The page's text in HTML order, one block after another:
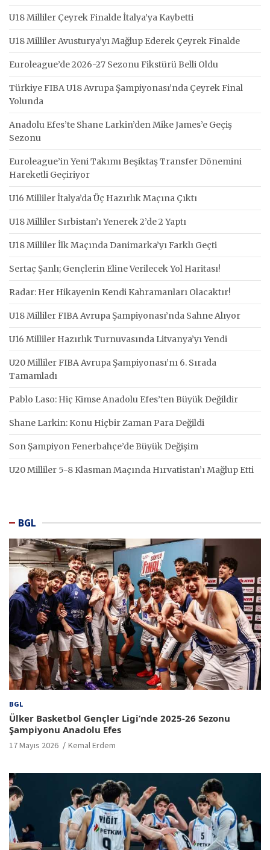
U18 Milliler Çeyrek Finalde İtalya’ya Kaybetti
U18 Milliler Avusturya’yı Mağlup Ederek Çeyrek Finalde
Euroleague’de 2026-27 Sezonu Fikstürü Belli Oldu
Türkiye FIBA U18 Avrupa Şampiyonası’nda Çeyrek Final
Yolunda
Anadolu Efes’te Shane Larkin’den Mike James’e Geçiş
Sezonu
Euroleague’in Yeni Takımı Beşiktaş Transfer Dönemini
Hareketli Geçiriyor
U16 Milliler İtalya’da Üç Hazırlık Maçına Çıktı
U18 Milliler Sırbistan’ı Yenerek 2’de 2 Yaptı
U18 Milliler İlk Maçında Danimarka’yı Farklı Geçti
Sertaç Şanlı; Gençlerin Eline Verilecek Yol Haritası!
Radar: Her Hikayenin Kendi Kahramanları Olacaktır!
U18 Milliler FIBA Avrupa Şampiyonası’nda Sahne Alıyor
U16 Milliler Hazırlık Turnuvasında Litvanya’yı Yendi
U20 Milliler FIBA Avrupa Şampiyonası’nı 6. Sırada
Tamamladı
Pablo Laso: Hiç Kimse Anadolu Efes’ten Büyük Değildir
Shane Larkin: Konu Hiçbir Zaman Para Değildi
Son Şampiyon Fenerbahçe’de Büyük Değişim
U20 Milliler 5-8 Klasman Maçında Hırvatistan’ı Mağlup Etti
BGL
BGL
Ülker Basketbol Gençler Ligi’nde 2025-26 Sezonu
Şampiyonu Anadolu Efes
17 Mayıs 2026 Kemal Erdem